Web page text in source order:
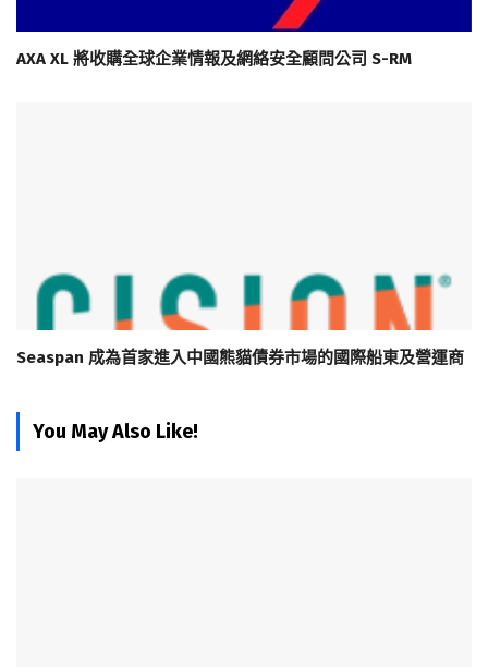
AXA XL 將收購全球企業情報及網絡安全顧問公司 S-RM
Seaspan 成為首家進入中國熊貓債券市場的國際船東及營運商
You May Also Like!